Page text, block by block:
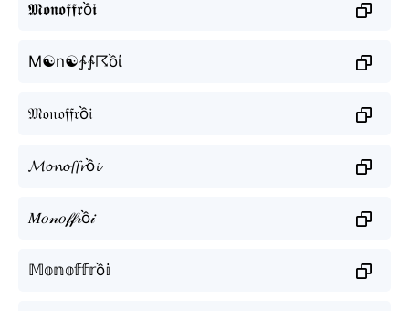
𝕸𝖔𝖓𝖔𝖋𝖋𝖗ồ𝖎
M☯n☯∱∱☈ồί
𝔐𝔬𝔫𝔬𝔣𝔣𝔯ồ𝔦
𝓜𝓸𝓷𝓸𝓯𝓯𝓻ồ𝓲
𝑀𝑜𝓃𝑜𝒻𝒻𝓇ồ𝒾
𝕄𝕠𝕟𝕠𝕗𝕗𝕣ồ𝕚